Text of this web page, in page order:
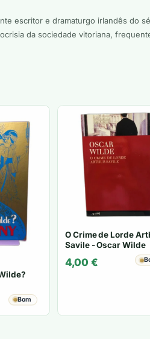
escritor e dramaturgo irlandês do
da sociedade vitoriana,
Bom
O Crime de Lorde
Savile - Oscar Wilde
4,00 €